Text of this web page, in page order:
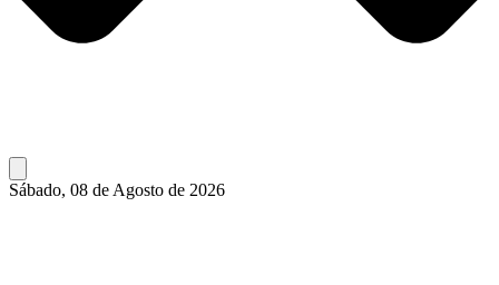
Sábado, 08 de Agosto de 2026